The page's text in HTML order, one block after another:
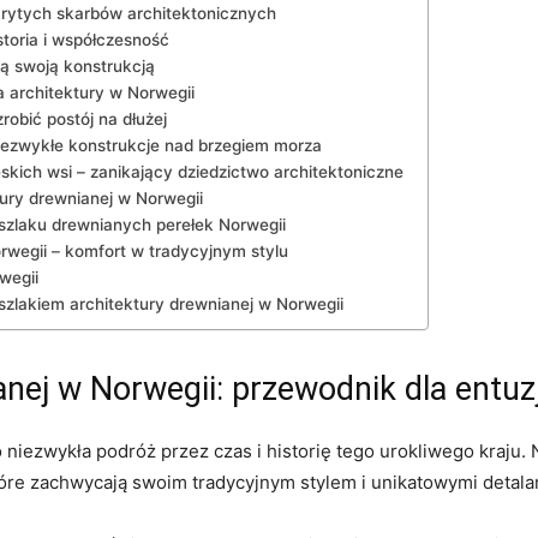
skarbów architektonicznych
i współczesność
swoją konstrukcją
architektury w Norwegii
postój na⁢ dłużej
konstrukcje nad brzegiem morza
wsi – zanikający dziedzictwo​ architektoniczne
drewnianej w Norwegii
drewnianych⁣ perełek Norwegii
‍– ‌komfort w tradycyjnym stylu
architektury ‍drewnianej w Norwegii
w Norwegii: przewodnik dla
podróż przez​ czas i historię tego urokliwego kraju.
zachwycają swoim⁢ tradycyjnym stylem‌ i unikatowymi⁢